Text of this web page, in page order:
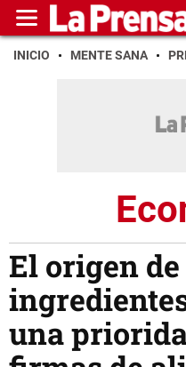
INICIO MENTE SANA
El origen
una